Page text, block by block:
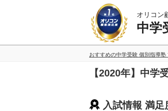
オリコン
中学
おすすめの中学受験 個別指導
【2020年】中学
入試情報 満